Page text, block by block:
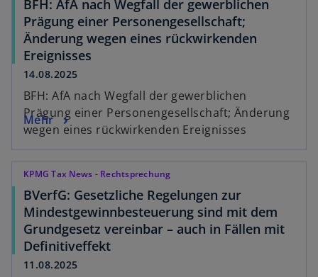
BFH: AfA nach Wegfall der gewerblichen
Prägung einer Personengesellschaft;
Änderung wegen eines rückwirkenden
Ereignisses
14.08.2025
BFH: AfA nach Wegfall der gewerblichen
Prägung einer Personengesellschaft; Änderung
wegen eines rückwirkenden Ereignisses
Mehr
KPMG Tax News - Rechtsprechung
BVerfG: Gesetzliche Regelungen zur
Mindestgewinnbesteuerung sind mit dem
Grundgesetz vereinbar – auch in Fällen mit
Definitiveffekt
11.08.2025